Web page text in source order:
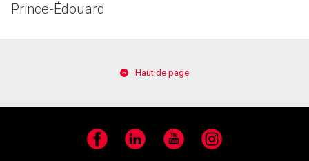
Prince-Édouard
Haut de page
Facebook LinkedIn YouTube Instagram